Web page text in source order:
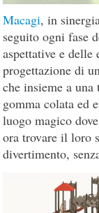
Macagi, in
seguito ogni fase
aspettative e delle
progettazione di
che insieme a
gomma colata ed
luogo magico
ora trovare il loro
divertimento,